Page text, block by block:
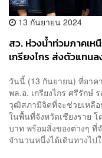
13 กันยายน 2024
สว. ห่วงน้ำท่วมภาคเห
เกรียงไกร ส่งตัวแทน
วันนี้ (13 กันยายน) ที่อา
พล.อ. เกรียงไกร ศรีรักษ์
วุฒิสภามีจิตที่จะช่วยเหลื
ในพื้นที่จังหวัดเชียงราย
บาท พร้อมสิ่งของต่างๆ
จำนวนหนึ่งได้เดินทางไป